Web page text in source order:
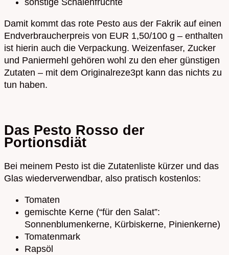
sonstige Schalenfrüchte
Damit kommt das rote Pesto aus der Fakrik auf einen
Endverbraucherpreis von EUR 1,50/100 g – enthalten
ist hierin auch die Verpackung. Weizenfaser, Zucker
und Paniermehl gehören wohl zu den eher günstigen
Zutaten – mit dem Originalreze3pt kann das nichts zu
tun haben.
Das Pesto Rosso der
Portionsdiät
Bei meinem Pesto ist die Zutatenliste kürzer und das
Glas wiederverwendbar, also pratisch kostenlos:
Tomaten
gemischte Kerne (“für den Salat”:
Sonnenblumenkerne, Kürbiskerne, Pinienkerne)
Tomatenmark
Rapsöl